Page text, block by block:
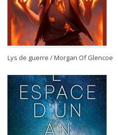
Lys de guerre / Morgan Of Glencoe